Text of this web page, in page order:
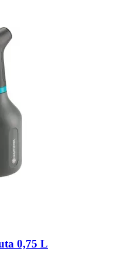
0,75 L